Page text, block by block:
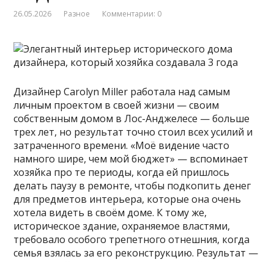
26.05.2026 Разное Комментарии: 0
Дизайнер Carolyn Miller работала над самым
личным проектом в своей жизни — своим
собственным домом в Лос-Анджелесе — больше
трех лет, но результат точно стоил всех усилий и
затраченного времени. «Моё видение часто
намного шире, чем мой бюджет» — вспоминает
хозяйка про те периоды, когда ей пришлось
делать паузу в ремонте, чтобы подкопить денег
для предметов интерьера, которые она очень
хотела видеть в своём доме. К тому же,
историческое здание, охраняемое властями,
требовало особого трепетного отнешния, когда
семья взялась за его реконструкцию. Результат —